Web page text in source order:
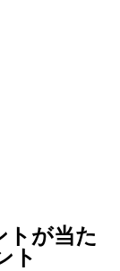
トが当た
ト